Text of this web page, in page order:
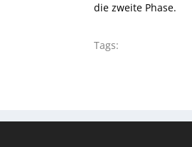
die zweite Phase.
Tags: